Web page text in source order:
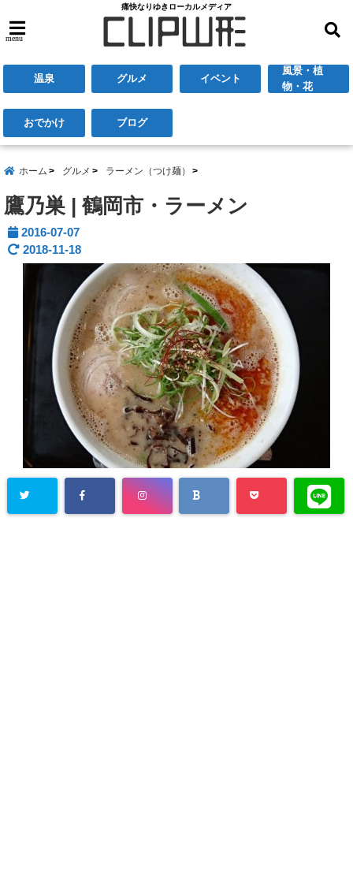
痛快なりゆきローカルメディア
menu
温泉 グルメ イベント
風景・植
物・花
おでかけ ブログ
ホーム グルメ ラーメン（つけ麺）
鷹乃巣 | 鶴岡市・ラーメン
2016-07-07
2018-11-18